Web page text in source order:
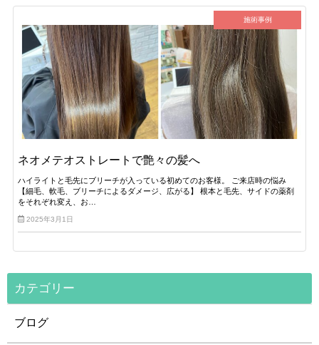
施術事例
ネオメテオストレートで艶々の髪へ
ハイライトと毛先にブリーチが入っている初めてのお客様。 ご来店時の悩み
【細毛、軟毛、ブリーチによるダメージ、広がる】 根本と毛先、サイドの薬剤
をそれぞれ変え、お…
2025年3月1日
カテゴリー
ブログ